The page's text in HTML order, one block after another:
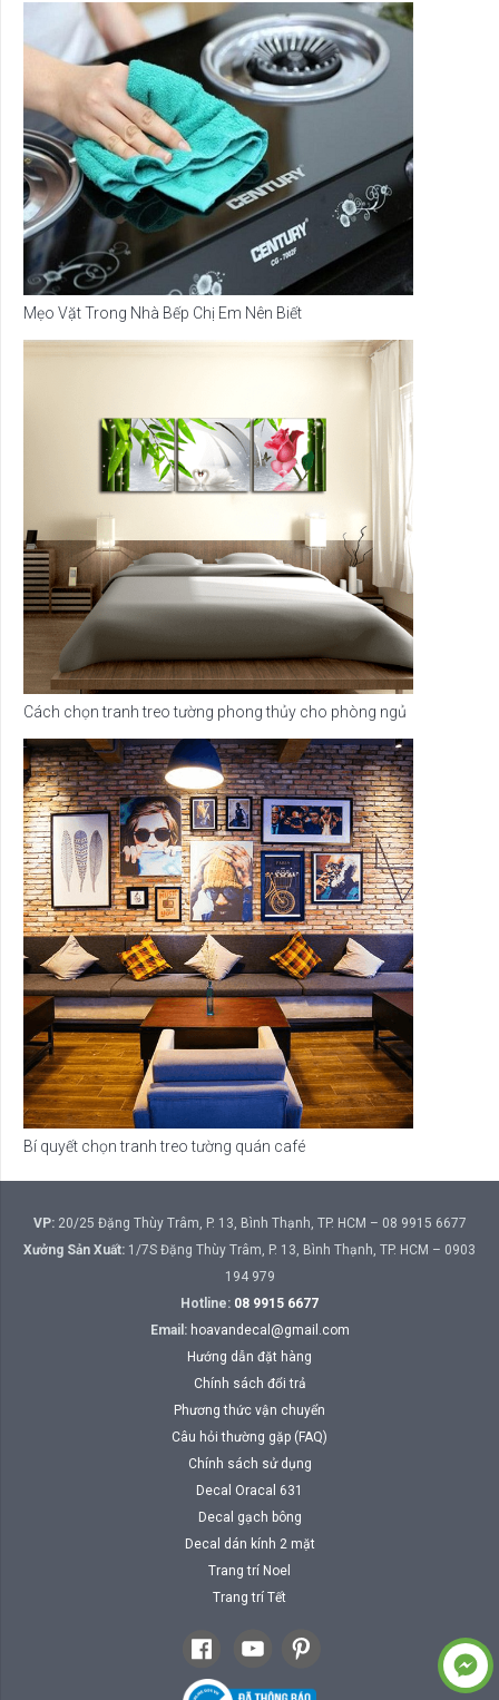
Mẹo Vặt Trong Nhà Bếp Chị Em Nên Biết
Cách chọn tranh treo tường phong thủy cho phòng ngủ
Bí quyết chọn tranh treo tường quán café
VP:20/25 Đặng Thùy Trâm, P. 13, Bình Thạnh, TP. HCM – 08 9915 6677
Xưởng Sản Xuất: 1/7S Đặng Thùy Trâm, P. 13, Bình Thạnh, TP. HCM – 0903
194 979
Hotline: 08 9915 6677
Email: hoavandecal@gmail.com
Hướng dẫn đặt hàng
Chính sách đổi trả
Phương thức vận chuyển
Câu hỏi thường gặp (FAQ)
Chính sách sử dụng
Decal Oracal 631
Decal gạch bông
Decal dán kính 2 mặt
Trang trí Noel
Trang trí Tết